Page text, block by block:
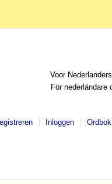
Voor
För nederländare
Inloggen